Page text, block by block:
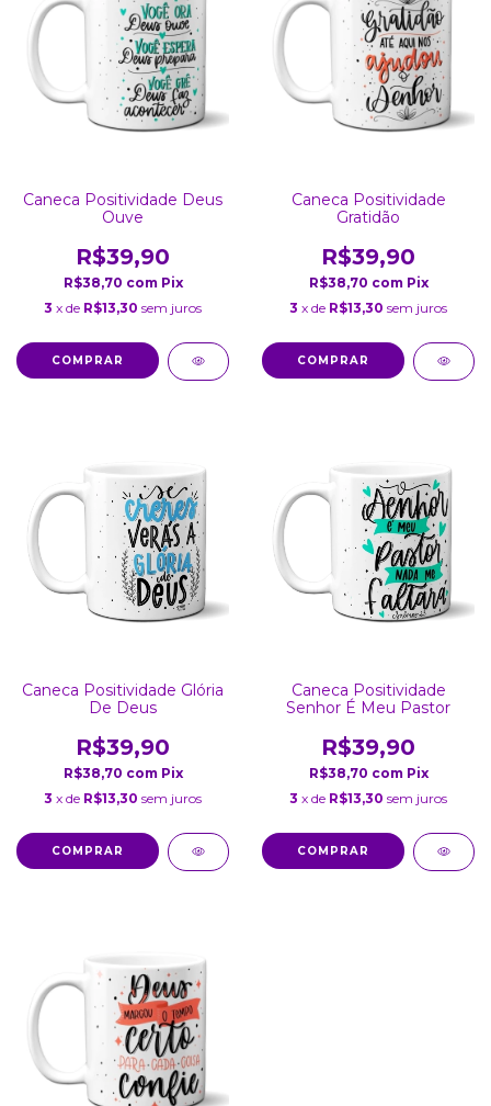
Caneca Positividade Deus
Ouve
R$39,90
R$38,70 com Pix
3 x de R$13,30 sem juros
COMPRAR
Caneca Positividade
Gratidão
R$39,90
R$38,70 com Pix
3 x de R$13,30 sem juros
COMPRAR
Caneca Positividade Glória
De Deus
R$39,90
R$38,70 com Pix
3 x de R$13,30 sem juros
COMPRAR
Caneca Positividade
Senhor É Meu Pastor
R$39,90
R$38,70 com Pix
3 x de R$13,30 sem juros
COMPRAR